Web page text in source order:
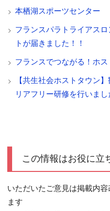
本栖湖スポーツセンター
フランスパラトライアス
トが届きました！！
フランスでつながる！ホ
【共生社会ホストタウン
リアフリー研修を行いまし
この情報はお役に立
いただいたご意見は掲載内
ます